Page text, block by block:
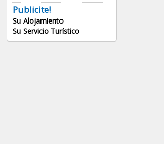
Publicite!
Su Alojamiento
Su Servicio Turístico